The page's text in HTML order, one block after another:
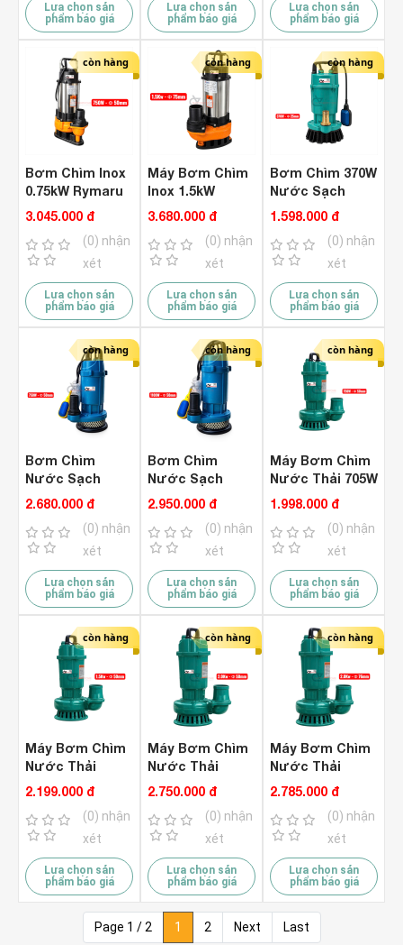
Lựa chọn sản
phẩm báo giá
Lựa chọn sản
phẩm báo giá
Lựa chọn sản
phẩm báo giá
còn hàng
Bơm Chìm Inox
0.75kW Rymaru
RY-V750DF
3.045.000 đ
(0) nhận
xét
Lựa chọn sản
phẩm báo giá
còn hàng
Máy Bơm Chìm
Inox 1.5kW
Rymaru RY-
Thải
3.680.000 đ
(0) nhận
xét
Lựa chọn sản
phẩm báo giá
còn hàng
Bơm Chìm 370W
Nước Sạch
Rymaru RY-
Ngắt
1.598.000 đ
(0) nhận
xét
Lựa chọn sản
phẩm báo giá
còn hàng
Bơm Chìm
Nước Sạch
750W Rymaru
Tự Ngắt
2.680.000 đ
(0) nhận
xét
Lựa chọn sản
phẩm báo giá
còn hàng
Bơm Chìm
Nước Sạch
1.1Kw Rymaru
Tự Ngắt
2.950.000 đ
(0) nhận
xét
Lựa chọn sản
phẩm báo giá
còn hàng
Máy Bơm Chìm
Nước Thải 705W
Rymaru RY750B
1.998.000 đ
(0) nhận
xét
Lựa chọn sản
phẩm báo giá
còn hàng
Máy Bơm Chìm
Nước Thải
1.5Kw Rymaru
2.199.000 đ
(0) nhận
xét
Lựa chọn sản
phẩm báo giá
còn hàng
Máy Bơm Chìm
Nước Thải
2.0Kw Rymaru
2.750.000 đ
(0) nhận
xét
Lựa chọn sản
phẩm báo giá
còn hàng
Máy Bơm Chìm
Nước Thải
2.0kW Rymaru
2.785.000 đ
(0) nhận
xét
Lựa chọn sản
phẩm báo giá
Page 1 / 2 1 2 Next Last